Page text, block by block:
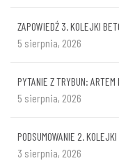
ZAPOWIEDŹ 3. KOLEJKI
5 sierpnia, 2026
PYTANIE Z TRYBUN:
5 sierpnia, 2026
PODSUMOWANIE 2.
3 sierpnia, 2026